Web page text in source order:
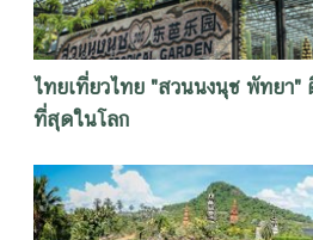
ไทยเที่ยวไทย "สวนนงนุช พัทยา
ที่สุดในโลก